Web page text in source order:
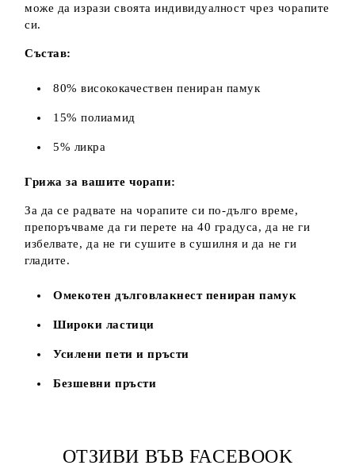
може да изрази своята индивидуалност чрез чорапите
си.
Състав:
80% висококачествен пениран памук
15% полиамид
5% ликра
Грижа за вашите чорапи:
За да се радвате на чорапите си по-дълго време,
препоръчваме да ги перете на 40 градуса, да не ги
избелвате, да не ги сушите в сушилня и да не ги
гладите.
Омекотен дълговлакнест пениран памук
Широки ластици
Усилени пети и пръсти
Безшевни пръсти
ОТЗИВИ ВЪВ FACEBOOK